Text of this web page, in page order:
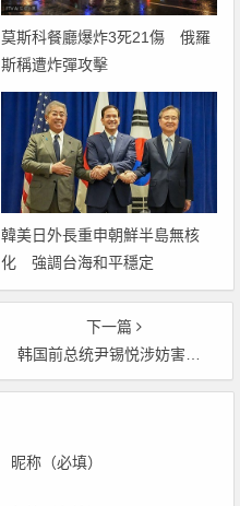
莫斯科餐廳爆炸3死21傷 俄羅
斯稱遭炸彈攻擊
韓美日外長重申朝鮮半島無核
化 強調台海和平穩定
下一篇
韩国前总统尹锡悦涉妨害公务案一审判刑5年
昵称（必填）